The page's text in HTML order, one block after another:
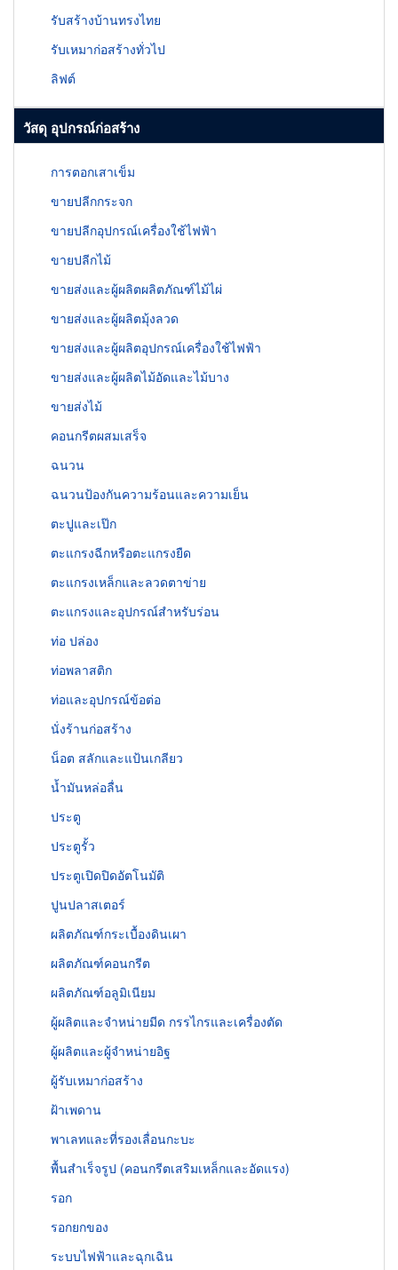
รับสร้างบ้านทรงไทย
รับเหมาก่อสร้างทั่วไป
ลิฟต์
วัสดุ อุปกรณ์ก่อสร้าง
การตอกเสาเข็ม
ขายปลีกกระจก
ขายปลีกอุปกรณ์เครื่องใช้ไฟฟ้า
ขายปลีกไม้
ขายส่งและผู้ผลิตผลิตภัณฑ์ไม้ไผ่
ขายส่งและผู้ผลิตมุ้งลวด
ขายส่งและผู้ผลิตอุปกรณ์เครื่องใช้ไฟฟ้า
ขายส่งและผู้ผลิตไม้อัดและไม้บาง
ขายส่งไม้
คอนกรีตผสมเสร็จ
ฉนวน
ฉนวนป้องกันความร้อนและความเย็น
ตะปูและเป๊ก
ตะแกรงฉีกหรือตะแกรงยืด
ตะแกรงเหล็กและลวดตาข่าย
ตะแกรงและอุปกรณ์สำหรับร่อน
ท่อ ปล่อง
ท่อพลาสติก
ท่อและอุปกรณ์ข้อต่อ
นั่งร้านก่อสร้าง
น็อต สลักและแป้นเกลียว
น้ำมันหล่อลื่น
ประตู
ประตูรั้ว
ประตูเปิดปิดอัตโนมัติ
ปูนปลาสเตอร์
ผลิตภัณฑ์กระเบื้องดินเผา
ผลิตภัณฑ์คอนกรีต
ผลิตภัณฑ์อลูมิเนียม
ผู้ผลิตและจำหน่ายมีด กรรไกรและเครื่องตัด
ผู้ผลิตและผู้จำหน่ายอิฐ
ผู้รับเหมาก่อสร้าง
ฝ้าเพดาน
พาเลทและที่รองเลื่อนกะบะ
พื้นสำเร็จรูป (คอนกรีตเสริมเหล็กและอัดแรง)
รอก
รอกยกของ
ระบบไฟฟ้าและฉุกเฉิน